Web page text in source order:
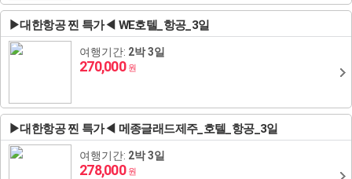
청도
곤명/여강/하문
▶대한항공 찐 특가◀ WE호텔_항공_3일
여행기간: 2박 3일
270,000 원
▶대한항공 찐 특가◀ 메종글래드제주_호텔_항공_3일
여행기간: 2박 3일
278,000 원